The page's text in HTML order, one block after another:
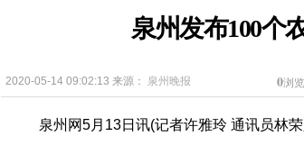
泉州发布100个
2020-05-14 09:02:13 来源： 泉州晚报 0浏览
泉州网5月13日讯(记者许雅玲 通讯员林